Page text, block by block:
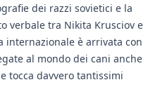
dei razzi sovietici e la
verbale tra Nikita Krusciov e
internazionale è arrivata con
al mondo dei cani anche
tocca davvero tantissimi